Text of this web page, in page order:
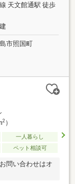
天文館通駅 徒歩
市照国町
2）
一人暮らし
ペット相談可
問い合わせはオ